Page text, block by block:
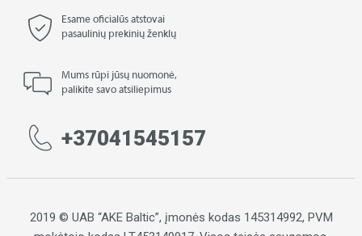
Esame oficialūs atstovai
pasaulinių prekinių ženklų
Mums rūpi jūsų nuomonė,
palikite savo atsiliepimus
+37041545157
2019 © UAB “AKE Baltic”, įmonės kodas 145314992, PVM